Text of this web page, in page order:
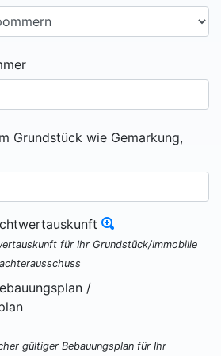
Grundstück wie Gemarkung,
für Ihr Grundstück/Immobilie
/
gültiger Bebauungsplan für Ihr